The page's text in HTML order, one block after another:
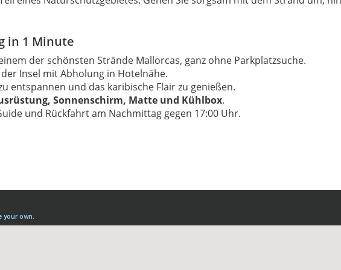
in 1 Minute
der schönsten Strände Mallorcas, ganz ohne Parkplatzsuche.
Insel mit Abholung in Hotelnähe.
entspannen und das karibische Flair zu genießen.
Sonnenschirm, Matte und Kühlbox.
und Rückfahrt am Nachmittag gegen 17:00 Uhr.